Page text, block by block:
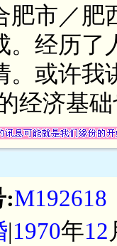
肥市／
。经历了
。或许我
经济基
:M192618
|1970年12